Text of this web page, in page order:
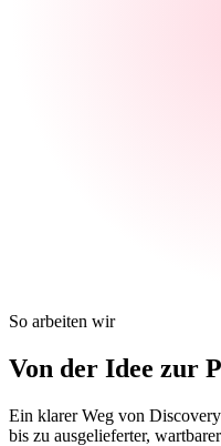
So arbeiten wir
Von der Idee zur
Ein klarer Weg von
bis zu ausgelieferter,